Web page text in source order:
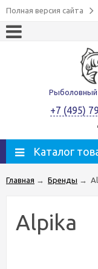
Полная версия сайта
Рыболовный
+7 (495)
Каталог
Главная → Бренды →
Alpika